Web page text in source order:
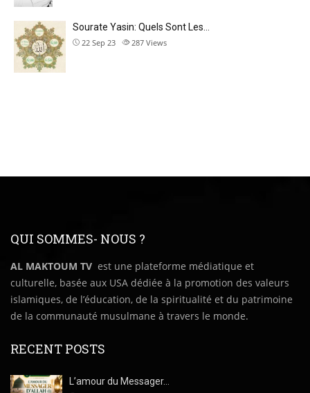
Sourate Yasin: Quels Sont Les…
22 Sep 23 287 Views
QUI SOMMES- NOUS ?
AL MAKTOUM TV est une plateforme médiatique et
culturelle, basée aux USA dédiée à la promotion des valeurs
islamiques, de l’éducation, de la spiritualité et du patrimoine
de la communauté musulmane à travers le monde.
RECENT POSTS
L’amour du Messager…